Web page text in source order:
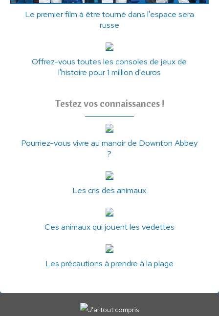
Le premier film à être tourné dans l'espace sera
russe
Offrez-vous toutes les consoles de jeux de
l'histoire pour 1 million d'euros
Testez vos connaissances !
Pourriez-vous vivre au manoir de Downton Abbey
?
Les cris des animaux
Ces animaux qui jouent les vedettes
Les précautions à prendre à la plage